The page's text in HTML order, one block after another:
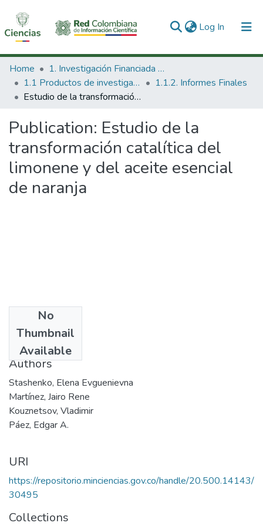
Log In (current)
Communities & Collections
All of DSpace
Home
1. Investigación Financiada con Recursos Públicos
1.1 Productos de investigación
1.1.2. Informes Finales
Estudio de la transformación catalítica del limonene y del aceite esencial de naranja
Publication: Estudio de la
transformación catalítica del
limonene y del aceite esencial
de naranja
No
Thumbnail
Available
1995
Authors
Stashenko, Elena Evguenievna
Martínez, Jairo Rene
Kouznetsov, Vladimir
Páez, Edgar A.
URI
https://repositorio.minciencias.gov.co/handle/20.500.14143/
30495
Collections